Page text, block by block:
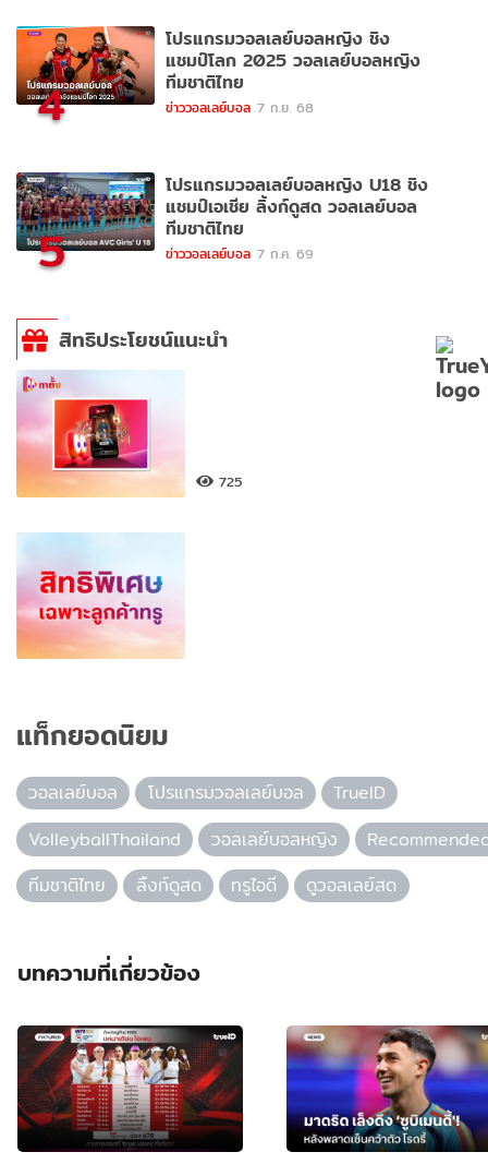
4
โปรแกรมวอลเลย์บอลหญิง ชิง
แชมป์โลก 2025 วอลเลย์บอลหญิง
ทีมชาติไทย
ข่าววอลเลย์บอล 7 ก.ย. 68
5
โปรแกรมวอลเลย์บอลหญิง U18 ชิง
แชมป์เอเชีย ลิ้งก์ดูสด วอลเลย์บอล
ทีมชาติไทย
ข่าววอลเลย์บอล 7 ก.ค. 69
สิทธิประโยชน์แนะนำ
725
แท็กยอดนิยม
วอลเลย์บอล โปรแกรมวอลเลย์บอล
TrueID
VolleyballThailand
วอลเลย์บอลหญิง
ทีมชาติไทย
ลิ้งก์ดูสด ทรูไอดี ดูวอลเลย์สด
บทความที่เกี่ยวข้อง